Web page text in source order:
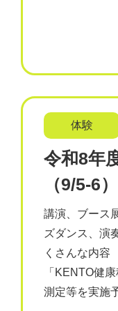
体験
令和8年
（9/5-6
講演、ブース
ズダンス、演
くさんな内容
「KENTO健
測定等を実施